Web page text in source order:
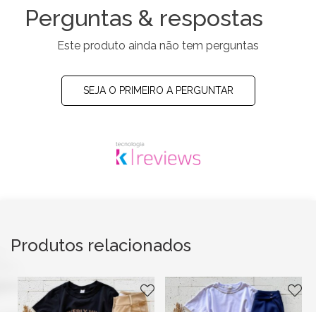
Perguntas & respostas
Este produto ainda não tem perguntas
SEJA O PRIMEIRO A PERGUNTAR
Produtos relacionados